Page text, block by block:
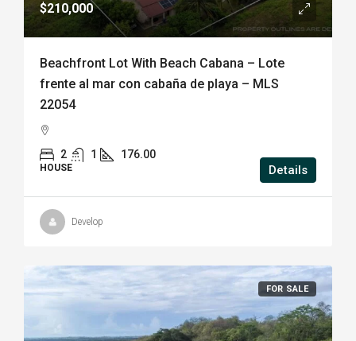
$210,000
Beachfront Lot With Beach Cabana – Lote
frente al mar con cabaña de playa – MLS
22054
2 1 176.00
HOUSE Details
Develop
FOR SALE